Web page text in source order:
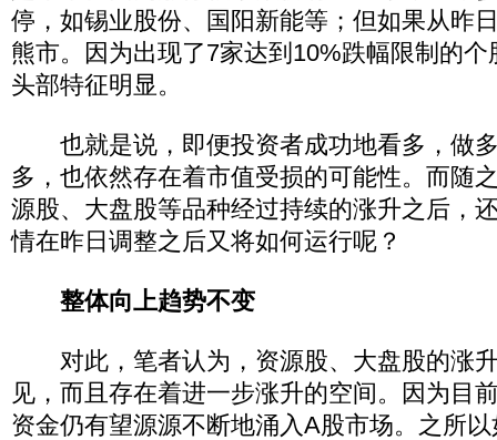
停，如锡业股份、国阳新能等；但如果从昨
熊市。因为出现了7家达到10%跌幅限制的
头部特征明显。
也就是说，即便投资者成功地看多，做
多，也依然存在着市值受损的可能性。而随
源股、大盘股等品种经过持续的涨升之后，
情在昨日调整之后又将如何运行呢？
整体向上趋势不变
对此，笔者认为，资源股、大盘股的涨
见，而且存在着进一步涨升的空间。因为目
资金仍有望源源不断地涌入A股市场。之所